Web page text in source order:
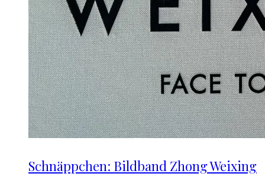
Schnäppchen: Bildband Zhong Weixing